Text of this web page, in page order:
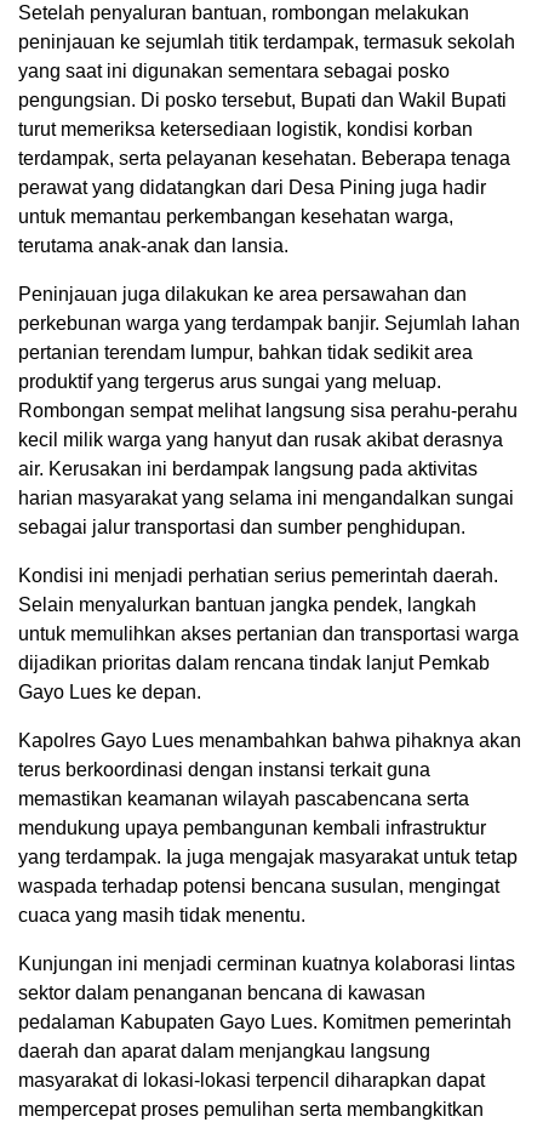
Setelah penyaluran bantuan, rombongan melakukan
peninjauan ke sejumlah titik terdampak, termasuk sekolah
yang saat ini digunakan sementara sebagai posko
pengungsian. Di posko tersebut, Bupati dan Wakil Bupati
turut memeriksa ketersediaan logistik, kondisi korban
terdampak, serta pelayanan kesehatan. Beberapa tenaga
perawat yang didatangkan dari Desa Pining juga hadir
untuk memantau perkembangan kesehatan warga,
terutama anak-anak dan lansia.
Peninjauan juga dilakukan ke area persawahan dan
perkebunan warga yang terdampak banjir. Sejumlah lahan
pertanian terendam lumpur, bahkan tidak sedikit area
produktif yang tergerus arus sungai yang meluap.
Rombongan sempat melihat langsung sisa perahu-perahu
kecil milik warga yang hanyut dan rusak akibat derasnya
air. Kerusakan ini berdampak langsung pada aktivitas
harian masyarakat yang selama ini mengandalkan sungai
sebagai jalur transportasi dan sumber penghidupan.
Kondisi ini menjadi perhatian serius pemerintah daerah.
Selain menyalurkan bantuan jangka pendek, langkah
untuk memulihkan akses pertanian dan transportasi warga
dijadikan prioritas dalam rencana tindak lanjut Pemkab
Gayo Lues ke depan.
Kapolres Gayo Lues menambahkan bahwa pihaknya akan
terus berkoordinasi dengan instansi terkait guna
memastikan keamanan wilayah pascabencana serta
mendukung upaya pembangunan kembali infrastruktur
yang terdampak. Ia juga mengajak masyarakat untuk tetap
waspada terhadap potensi bencana susulan, mengingat
cuaca yang masih tidak menentu.
Kunjungan ini menjadi cerminan kuatnya kolaborasi lintas
sektor dalam penanganan bencana di kawasan
pedalaman Kabupaten Gayo Lues. Komitmen pemerintah
daerah dan aparat dalam menjangkau langsung
masyarakat di lokasi-lokasi terpencil diharapkan dapat
mempercepat proses pemulihan serta membangkitkan